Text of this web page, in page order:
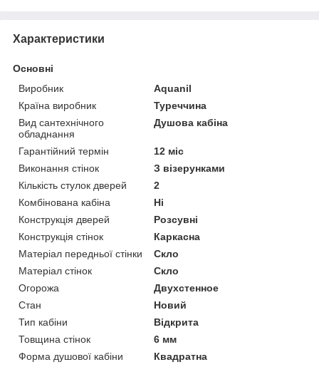
Характеристики
Основні
Виробник
Aquanil
Країна виробник
Туреччина
Вид сантехнічного
обладнання
Душова кабіна
Гарантійний термін
12 міс
Виконання стінок
З візерунками
Кількість стулок дверей
2
Комбінована кабіна
Ні
Конструкція дверей
Розсувні
Конструкція стінок
Каркасна
Матеріал передньої стінки
Скло
Матеріал стінок
Скло
Огорожа
Двухстенное
Стан
Новий
Тип кабіни
Відкрита
Товщина стінок
6 мм
Форма душової кабіни
Квадратна